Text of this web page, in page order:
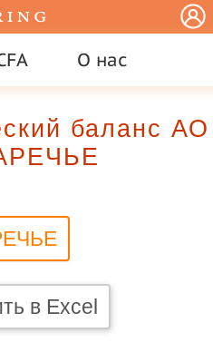
О нас
баланс АО
в Excel